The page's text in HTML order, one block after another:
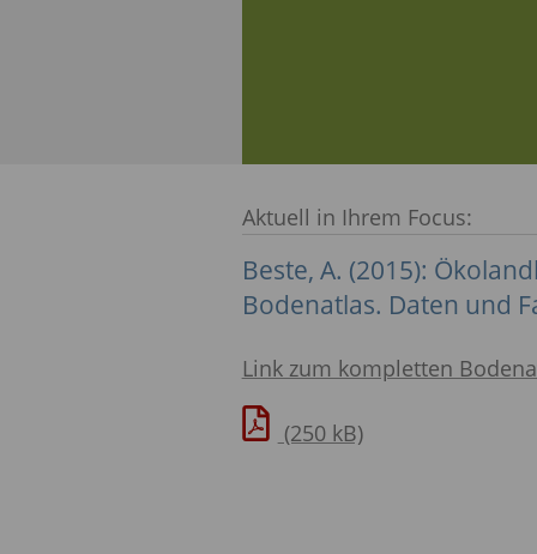
Aktuell in Ihrem Focus:
Beste, A. (2015):
Bodenatlas. Daten und
Link zum kompletten
(250 kB)